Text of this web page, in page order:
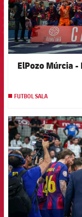
ElPozo Múrcia -
FUTBOL SALA